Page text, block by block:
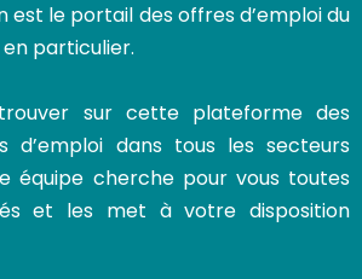
est le portail des offres d’emploi du
particulier.
sur cette plateforme des
d’emploi dans tous les secteurs
équipe cherche pour vous toutes
et les met à votre disposition